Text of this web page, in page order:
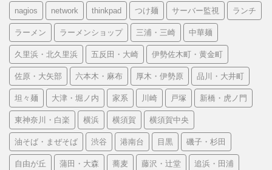
nagios network thinkpad つけ麺 サーバー監視 ランチ
ラーメン ラーメンショップ 三浦・三崎 中華麺
久里浜・北久里浜 五反田・大崎 伊勢佐木町・黄金町
佐原・大矢部 六本木・麻布 厚木・伊勢原 品川・大井町
坦々麺 大津・堀ノ内 家系 川崎 戸塚 新橋・虎ノ門
東神奈川・白楽 横浜 横須賀 横須賀中央
油そば・まぜそば 渋谷 港南台 目黒 磯子・杉田
自由が丘 蒲田・大森 蕎麦 藤沢・辻堂 追浜・田浦